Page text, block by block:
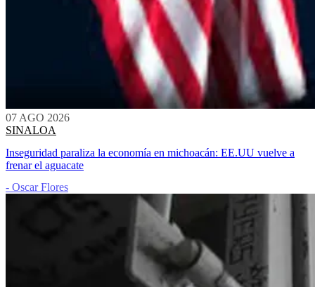
07 AGO 2026
SINALOA
Inseguridad paraliza la economía en michoacán: EE.UU vuelve a
frenar el aguacate
- Oscar Flores